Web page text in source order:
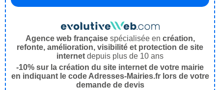
Agence web françaisespécialisée en création,
refonte, amélioration, visibilité et protection de site
internet depuis plus de 10 ans
-10% sur la création du site internet de votre mairie
en indiquant le code Adresses-Mairies.fr lors de votre
demande de devis